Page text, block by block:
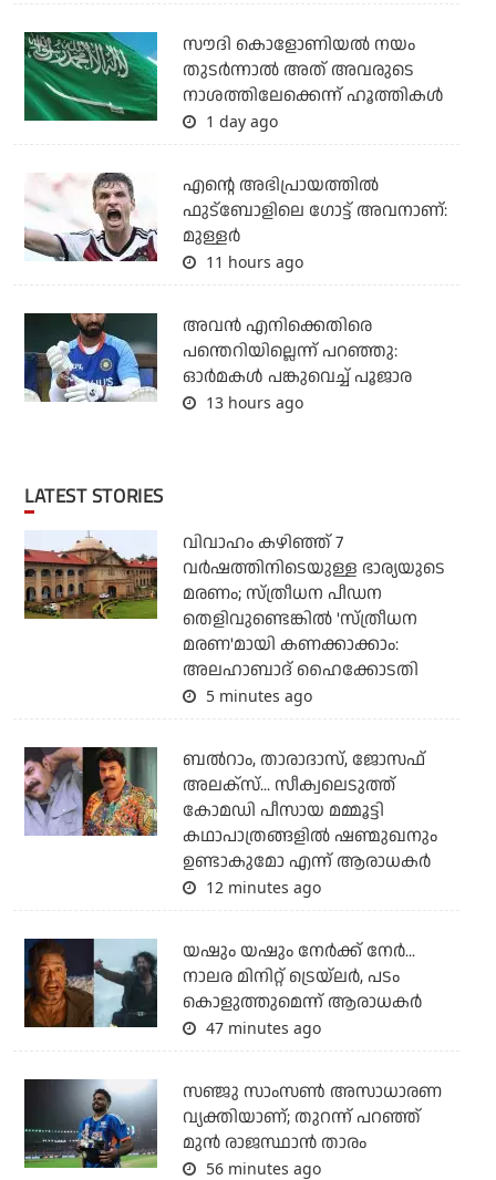
സൗദി കൊളോണിയല്‍ നയം
തുടര്‍ന്നാല്‍ അത് അവരുടെ
നാശത്തിലേക്കെന്ന് ഹൂത്തികള്‍
1 day ago
എന്റെ അഭിപ്രായത്തില്‍
ഫുട്‌ബോളിലെ ഗോട്ട് അവനാണ്:
മുള്ളര്‍
11 hours ago
അവന്‍ എനിക്കെതിരെ
പന്തെറിയില്ലെന്ന് പറഞ്ഞു:
ഓര്‍മകള്‍ പങ്കുവെച്ച് പൂജാര
13 hours ago
LATEST STORIES
വിവാഹം കഴിഞ്ഞ് 7
വര്‍ഷത്തിനിടെയുള്ള ഭാര്യയുടെ
മരണം; സ്ത്രീധന പീഡന
തെളിവുണ്ടെങ്കില്‍ 'സ്ത്രീധന
മരണ'മായി കണക്കാക്കാം:
അലഹാബാദ് ഹൈക്കോടതി
5 minutes ago
ബല്‍റാം, താരാദാസ്, ജോസഫ്
അലക്‌സ്... സീക്വലെടുത്ത്
കോമഡി പീസായ മമ്മൂട്ടി
കഥാപാത്രങ്ങളില്‍ ഷണ്മുഖനും
ഉണ്ടാകുമോ എന്ന് ആരാധകര്‍
12 minutes ago
യഷും യഷും നേര്‍ക്ക് നേര്‍...
നാലര മിനിറ്റ് ട്രെയ്‌ലര്‍, പടം
കൊളുത്തുമെന്ന് ആരാധകര്‍
47 minutes ago
സഞ്ജു സാംസണ്‍ അസാധാരണ
വ്യക്തിയാണ്; തുറന്ന് പറഞ്ഞ്
മുന്‍ രാജസ്ഥാന്‍ താരം
56 minutes ago